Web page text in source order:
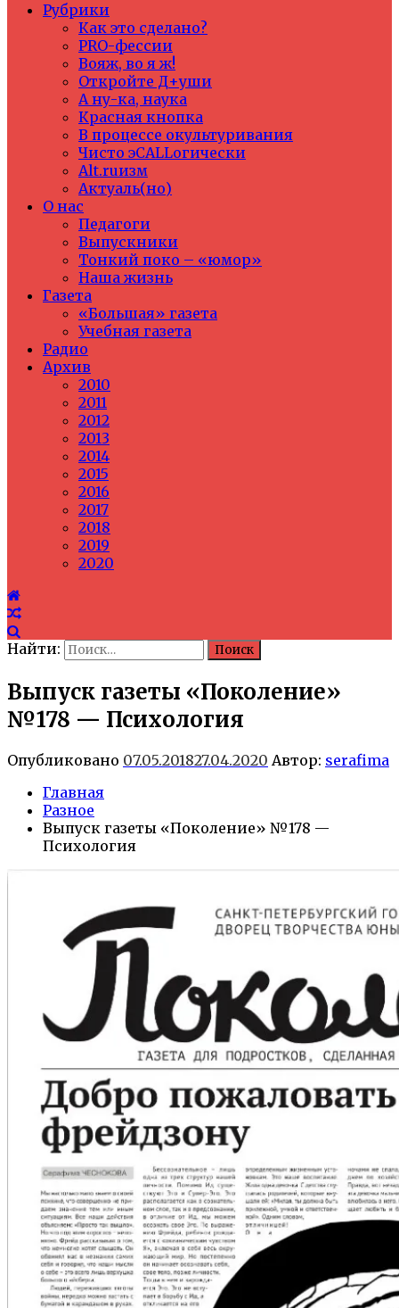
Рубрики
Как это сделано?
PRO-фессии
Вояж, во я ж!
Откройте Д+уши
А ну-ка, наука
Красная кнопка
В процессе окультуривания
Чисто эCALLогически
Alt.ruизм
Актуаль(но)
О нас
Педагоги
Выпускники
Тонкий поко – «юмор»
Наша жизнь
Газета
«Большая» газета
Учебная газета
Радио
Архив
2010
2011
2012
2013
2014
2015
2016
2017
2018
2019
2020
Найти:
Выпуск газеты «Поколение»
№178 — Психология
Опубликовано 07.05.201827.04.2020 Автор: serafima
Главная
Разное
Выпуск газеты «Поколение» №178 —
Психология